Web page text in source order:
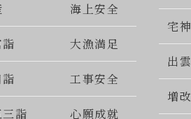
海上安全
大漁満足
工事安全
詣 心願成就
宅
出
増